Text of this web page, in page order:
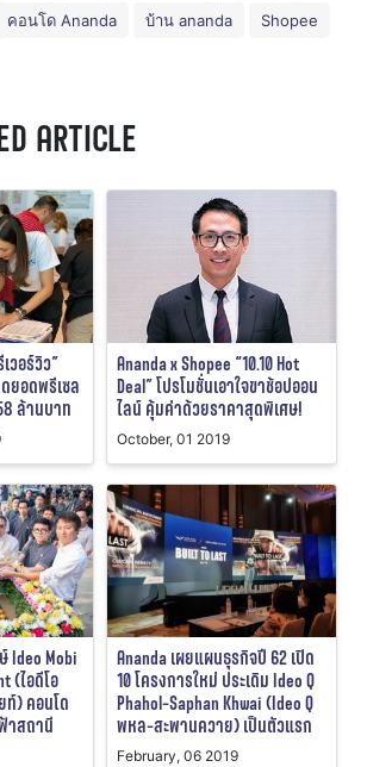
คอนโด Ananda บ้าน ananda Shopee
ARTICLE
วอร์วิว”
ยอดพรีเซล
ล้านบาท
Ananda x Shopee “10.10 Hot
Deal” โปรโมชั่นเอาใจขาช้อปออน
ไลน์ คุ้มค่าด้วยราคาสุดพิเศษ!
October, 01 2019
Ideo Mobi
(ไอดีโอ
) คอนโด
าสถานี
Ananda เผยแผนธุรกิจปี 62 เปิด
10 โครงการใหม่ ประเดิม Ideo Q
Phahol-Saphan Khwai (Ideo Q
พหล-สะพานควาย) เป็นตัวแรก
February, 06 2019